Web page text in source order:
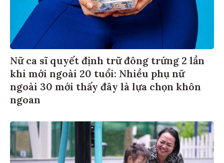
Nữ ca sĩ quyết định trữ đông trứng 2 lần
khi mới ngoài 20 tuổi: Nhiều phụ nữ
ngoài 30 mới thấy đây là lựa chọn khôn
ngoan